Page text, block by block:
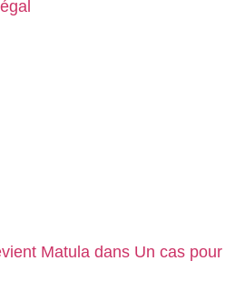
Matula dans Un cas pour